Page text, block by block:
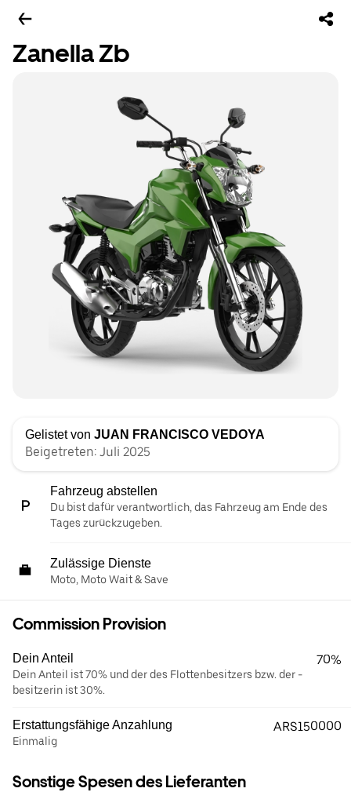
Zanella Zb
Gelistet von JUAN FRANCISCO VEDOYA
Beigetreten: Juli 2025
Fahrzeug abstellen
Du bist dafür verantwortlich, das Fahrzeug am Ende des
Tages zurückzugeben.
Zulässige Dienste
Moto, Moto Wait & Save
Commission Provision
Dein Anteil
Dein Anteil ist 70% und der des Flottenbesitzers bzw. der -
besitzerin ist 30%.
70%
Erstattungsfähige Anzahlung
Einmalig
ARS150000
Sonstige Spesen des Lieferanten